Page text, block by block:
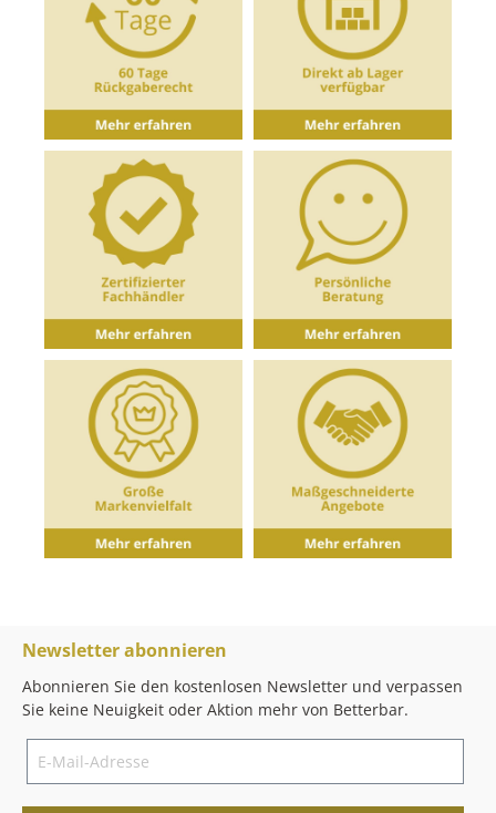
Newsletter abonnieren
Abonnieren Sie den kostenlosen Newsletter und verpassen
Sie keine Neuigkeit oder Aktion mehr von Betterbar.